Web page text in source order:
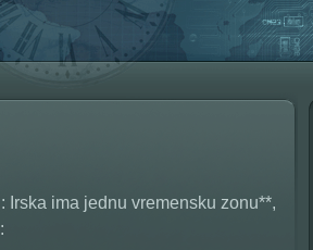
: Irska ima jednu vremensku zonu**,
: